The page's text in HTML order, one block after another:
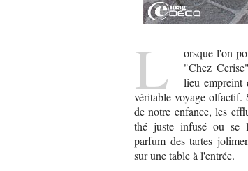
L
orsque l'on
"Chez
lieu empreint
véritable voyage olfactif.
de notre enfance, les
thé juste infusé ou se
parfum des tartes
sur une table à l'entrée.